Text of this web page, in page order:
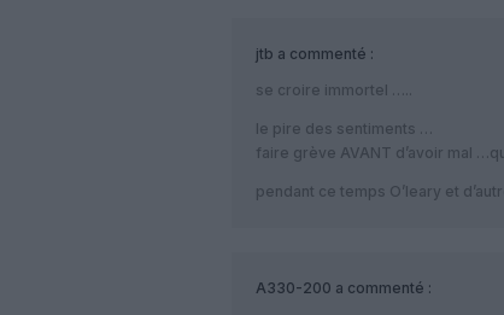
jtb a commenté :
se croire immortel …..
le pire des sentiments …
faire grève AVANT d’avoir mal
pendant ce temps O’leary et
A330-200 a commenté :